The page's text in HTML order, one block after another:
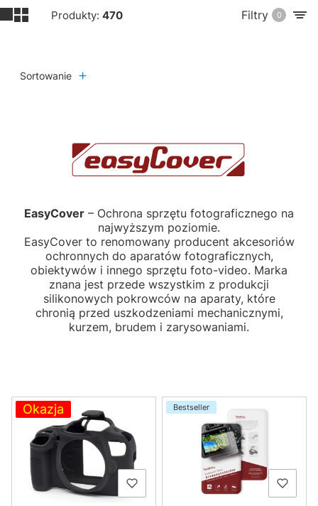
Produkty: 470 Filtry 0
Sortowanie
EasyCover – Ochrona sprzętu fotograficznego na
najwyższym poziomie.
EasyCover to renomowany producent akcesoriów
ochronnych do aparatów fotograficznych,
obiektywów i innego sprzętu foto-video. Marka
znana jest przede wszystkim z produkcji
silikonowych pokrowców na aparaty, które
chronią przed uszkodzeniami mechanicznymi,
kurzem, brudem i zarysowaniami.
Lista produktów
Okazja Bestseller